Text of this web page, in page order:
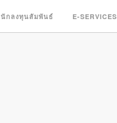
นักลงทุนสัมพันธ์ E-SERVICES